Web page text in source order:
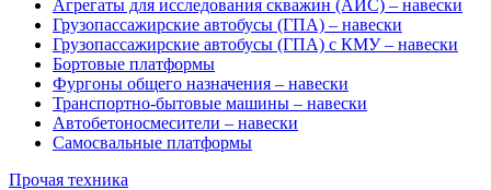
Агрегаты для исследования скважин (АИС) – навески
Грузопассажирские автобусы (ГПА) – навески
Грузопассажирские автобусы (ГПА) с КМУ – навески
Бортовые платформы
Фургоны общего назначения – навески
Транспортно-бытовые машины – навески
Автобетоносмесители – навески
Самосвальные платформы
Прочая техника